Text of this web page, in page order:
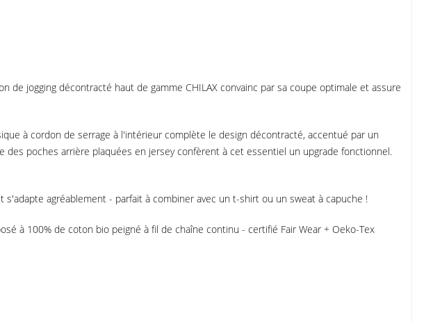
jogging décontracté haut de gamme CHILAX convainc par sa coupe optimale et assure
à cordon de serrage à l'intérieur complète le design décontracté, accentué par un
poches arrière plaquées en jersey confèrent à cet essentiel un upgrade fonctionnel.
agréablement - parfait à combiner avec un t-shirt ou un sweat à capuche !
à 100% de coton bio peigné à fil de chaîne continu - certifié Fair Wear + Oeko-Tex